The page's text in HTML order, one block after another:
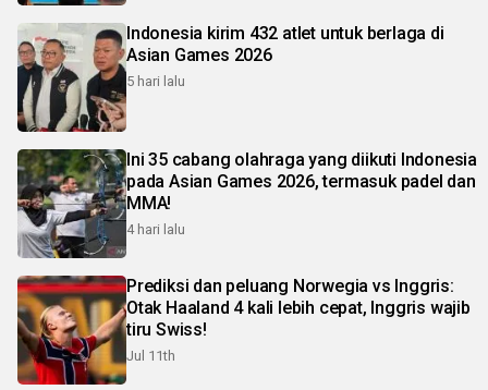
Indonesia kirim 432 atlet untuk berlaga di
Asian Games 2026
5 hari lalu
Ini 35 cabang olahraga yang diikuti Indonesia
pada Asian Games 2026, termasuk padel dan
MMA!
4 hari lalu
Prediksi dan peluang Norwegia vs Inggris:
Otak Haaland 4 kali lebih cepat, Inggris wajib
tiru Swiss!
Jul 11th